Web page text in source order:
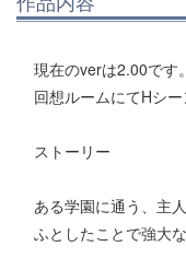
現在のverは2.00です。
回想ルームにてHシー
ストーリー
ある学園に通う、主
ふとしたことで強大